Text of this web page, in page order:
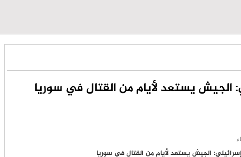
الجيش يستعد لأيام من القتال في سوريا